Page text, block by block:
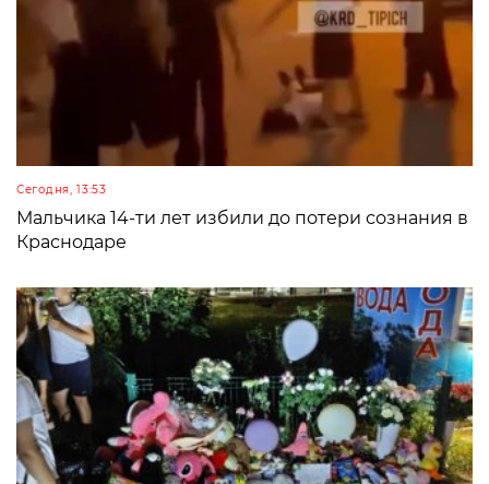
Сегодня, 13:53
Мальчика 14-ти лет избили до потери сознания в
Краснодаре